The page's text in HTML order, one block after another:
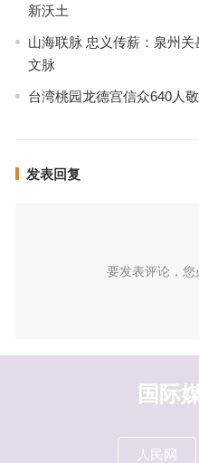
新沃土
山海联脉 忠义传薪：泉州
文脉
台湾桃园龙德宫信众640人
发表回复
要发表评论，您
国际
人民网